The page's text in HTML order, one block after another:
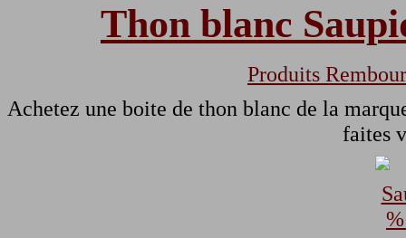
Thon blanc
Produits
Achetez une boite de thon blanc de la
faites